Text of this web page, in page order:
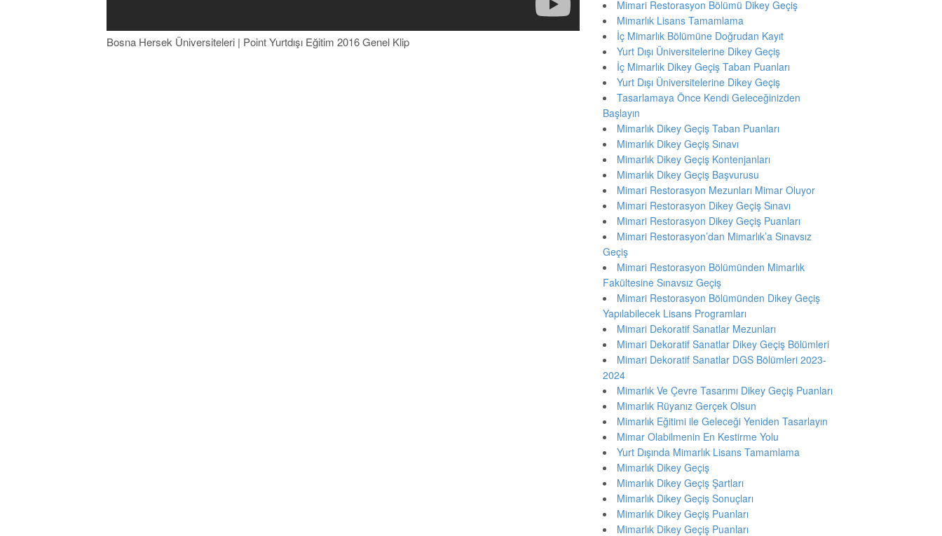
Bosna Hersek Üniversiteleri | Point Yurtdışı Eğitim 2016 Genel Klip
Mimari Restorasyon Bölümü Dikey Geçiş
Mimarlık Lisans Tamamlama
İç Mimarlık Bölümüne Doğrudan Kayıt
Yurt Dışı Üniversitelerine Dikey Geçiş
İç Mimarlık Dikey Geçiş Taban Puanları
Yurt Dışı Üniversitelerine Dikey Geçiş
Tasarlamaya Önce Kendi Geleceğinizden
Başlayın
Mimarlık Dikey Geçiş Taban Puanları
Mimarlık Dikey Geçiş Sınavı
Mimarlık Dikey Geçiş Kontenjanları
Mimarlık Dikey Geçiş Başvurusu
Mimari Restorasyon Mezunları Mimar Oluyor
Mimari Restorasyon Dikey Geçiş Sınavı
Mimari Restorasyon Dikey Geçiş Puanları
Mimari Restorasyon’dan Mimarlık’a Sınavsız
Geçiş
Mimari Restorasyon Bölümünden Mimarlık
Fakültesine Sınavsız Geçiş
Mimari Restorasyon Bölümünden Dikey Geçiş
Yapılabilecek Lisans Programları
Mimari Dekoratif Sanatlar Mezunları
Mimari Dekoratif Sanatlar Dikey Geçiş Bölümleri
Mimari Dekoratif Sanatlar DGS Bölümleri 2023-
2024
Mimarlık Ve Çevre Tasarımı Dikey Geçiş Puanları
Mimarlık Rüyanız Gerçek Olsun
Mimarlık Eğitimi ile Geleceği Yeniden Tasarlayın
Mimar Olabilmenin En Kestirme Yolu
Yurt Dışında Mimarlık Lisans Tamamlama
Mimarlık Dikey Geçiş
Mimarlık Dikey Geçiş Şartları
Mimarlık Dikey Geçiş Sonuçları
Mimarlık Dikey Geçiş Puanları
Mimarlık Dikey Geçiş Puanları